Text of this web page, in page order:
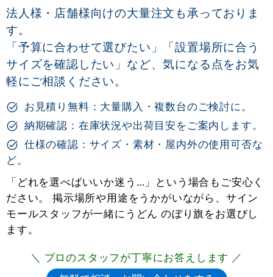
法人様・店舗様向けの大量注文も承っておりま
す。
「予算に合わせて選びたい」「設置場所に合う
サイズを確認したい」など、気になる点をお気
軽にご相談ください。
お見積り無料：大量購入・複数台のご検討に。
納期確認：在庫状況や出荷目安をご案内します。
仕様の確認：サイズ・素材・屋内外の使用可否な
ど。
「どれを選べばいいか迷う…」という場合もご安心く
ださい。 掲示場所や用途をうかがいながら、サイン
モールスタッフが一緒にうどん のぼり旗をお選びし
ます。
＼ プロのスタッフが丁寧にお答えします ／